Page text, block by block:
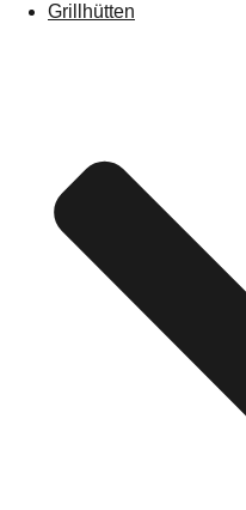
Grillhütten